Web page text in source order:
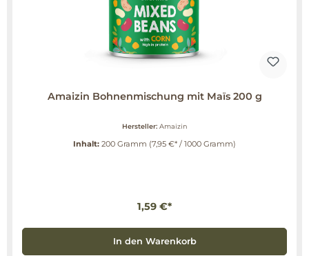
Amaizin Bohnenmischung mit Maïs 200 g
Hersteller: Amaizin
Inhalt: 200 Gramm (7,95 €* / 1000 Gramm)
1,59 €*
In den Warenkorb